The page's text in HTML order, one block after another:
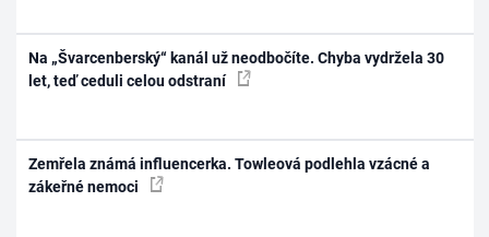
Na „Švarcenberský“ kanál už neodbočíte. Chyba vydržela 30
let, teď ceduli celou odstraní
Zemřela známá influencerka. Towleová podlehla vzácné a
zákeřné nemoci